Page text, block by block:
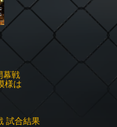
幕戦
様は
試合結果